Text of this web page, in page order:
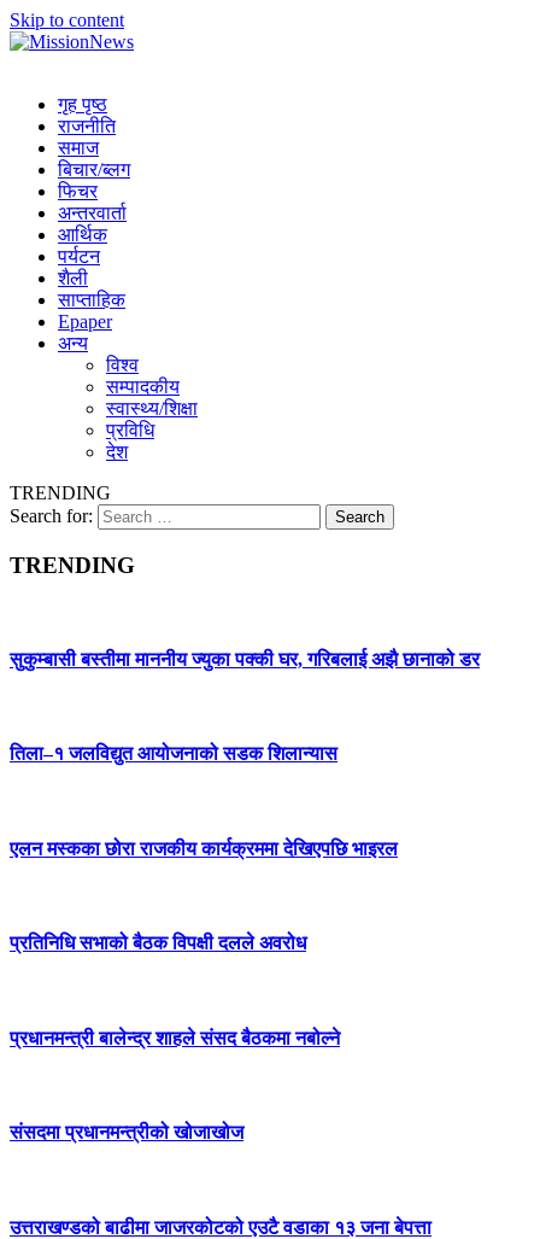
Skip to content
गृह पृष्ठ
राजनीति
समाज
बिचार/ब्लग
फिचर
अन्तरवार्ता
आर्थिक
पर्यटन
शैली
साप्ताहिक
Epaper
अन्य
विश्व
सम्पादकीय
स्वास्थ्य/शिक्षा
प्रविधि
देश
TRENDING
Search for:
TRENDING
सुकुम्बासी बस्तीमा माननीय ज्युका पक्की घर, गरिबलाई अझै छानाको डर
तिला–१ जलविद्युत आयोजनाको सडक शिलान्यास
एलन मस्कका छोरा राजकीय कार्यक्रममा देखिएपछि भाइरल
प्रतिनिधि सभाको बैठक विपक्षी दलले अवरोध
प्रधानमन्त्री बालेन्द्र शाहले संसद बैठकमा नबोल्ने
संसदमा प्रधानमन्त्रीको खोजाखोज
उत्तराखण्डको बाढीमा जाजरकोटको एउटै वडाका १३ जना बेपत्ता